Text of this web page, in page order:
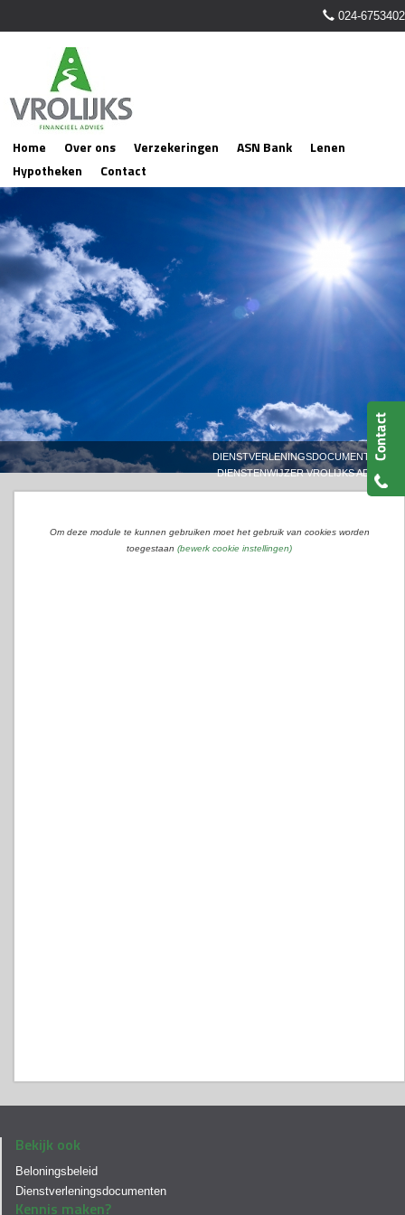
024-6753402
Home Over ons Verzekeringen ASN Bank
Lenen
Hypotheken
Contact
DIENSTVERLENINGSDOCUMENTEN»
DIENSTENWIJZER VROLIJKS ADVIES
Om deze module te kunnen gebruiken moet het gebruik van cookies worden
toegestaan (bewerk cookie instellingen)
Bekijk ook
Beloningsbeleid
Dienstverleningsdocumenten
Kennis maken?